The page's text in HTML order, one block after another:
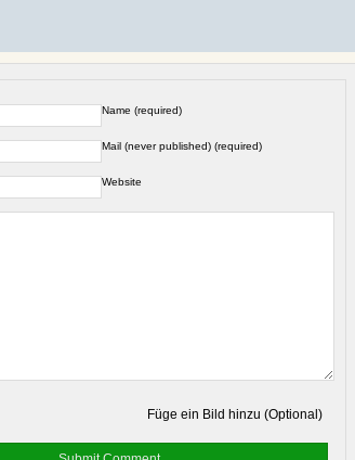
Name (required)
Mail (never published) (required)
Website
Füge ein Bild hinzu (Optional)